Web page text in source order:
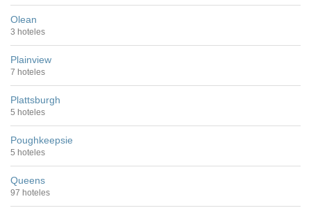
Olean
3 hoteles
Plainview
7 hoteles
Plattsburgh
5 hoteles
Poughkeepsie
5 hoteles
Queens
97 hoteles